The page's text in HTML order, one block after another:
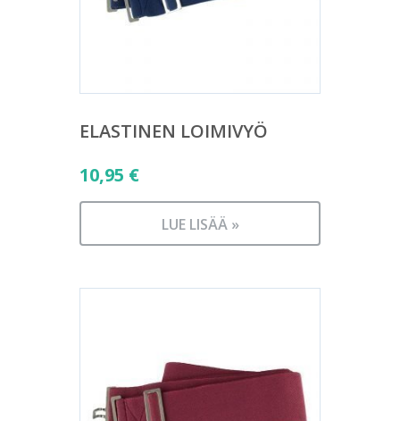
ELASTINEN LOIMIVYÖ
10,95 €
LUE LISÄÄ »